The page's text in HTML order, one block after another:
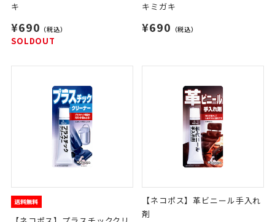
キ
¥690 （税込）
SOLDOUT
キミガキ
¥690 （税込）
【ネコポス】革ビニール手入れ
剤